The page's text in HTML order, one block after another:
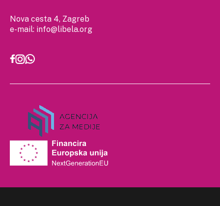
Nova cesta 4, Zagreb
e-mail: info@libela.org